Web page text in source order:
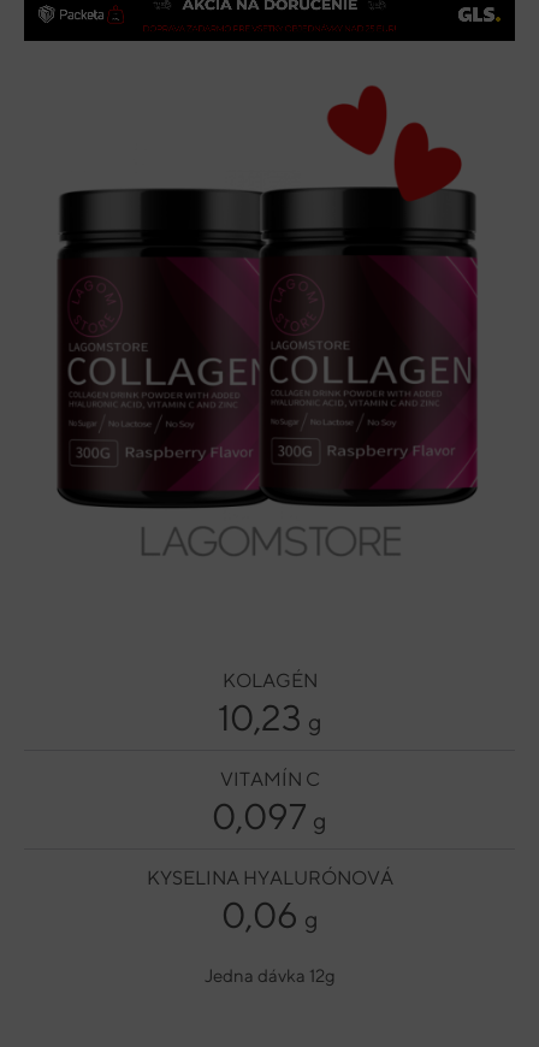
KOLAGÉN
10,23 g
VITAMÍN C
0,097 g
KYSELINA HYALURÓNOVÁ
0,06 g
Jedna dávka 12g